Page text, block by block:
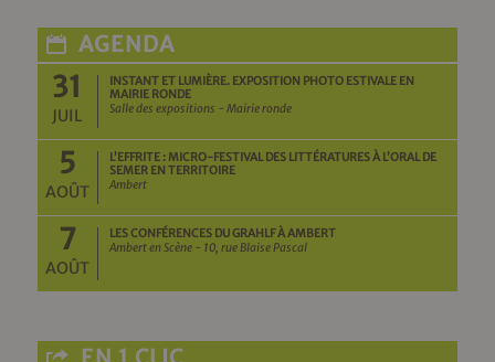
AGENDA
31
JUIL
INSTANT ET LUMIÈRE. EXPOSITION PHOTO ESTIVALE EN
MAIRIE RONDE
Salle des expositions - Mairie ronde
5
AOÛT
L’EFFRITE : MICRO-FESTIVAL DES LITTÉRATURES À L’ORAL DE
SEMER EN TERRITOIRE
Ambert
7
AOÛT
LES CONFÉRENCES DU GRAHLF À AMBERT
Ambert en Scène - 10, rue Blaise Pascal